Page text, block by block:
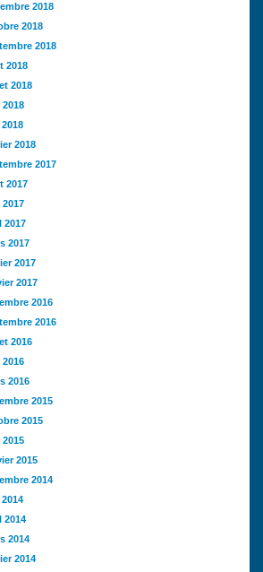
2018
2018
2018
2018
2018
2018
2017
2017
2017
2017
2017
2017
2016
2016
2016
2016
2015
2015
2015
2014
2014
2014
2014